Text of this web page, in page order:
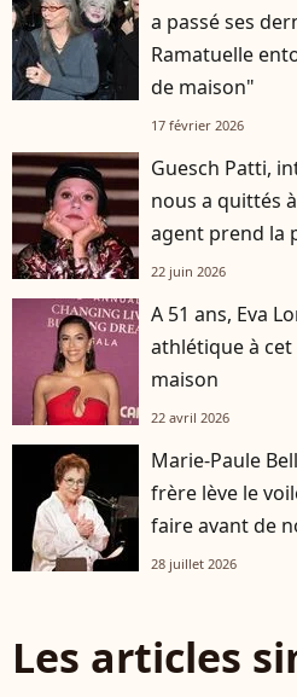
a passé ses
Ramatuelle
de maison"
17 février 2026
Guesch Patti,
nous a quittés
agent prend la
22 juin 2026
A 51 ans, Eva
athlétique à cet
maison
22 avril 2026
Marie-Paule
frère lève le
faire avant de
28 juillet 2026
Les articles